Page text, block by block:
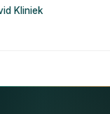
Kliniek